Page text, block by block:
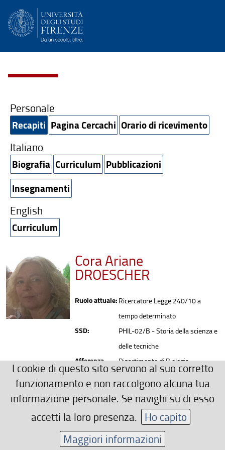
Personale
Recapiti Pagina Cercachi Orario di ricevimento
Italiano
Biografia Curriculum Pubblicazioni
Insegnamenti
English
Curriculum
Cora Ariane
DROESCHER
Ruolo attuale: Ricercatore Legge 240/10 a
tempo determinato
SSD:
PHIL-02/B - Storia della scienza e
delle tecniche
Afferenza
organizzativa:
Dipartimento di Biologia
Recapiti
coraariane.droescher(AT)unifi.it
Area riservata
I cookie di questo sito servono al suo corretto
funzionamento e non raccolgono alcuna tua
informazione personale. Se navighi su di esso
accetti la loro presenza. Ho capito
Maggiori informazioni